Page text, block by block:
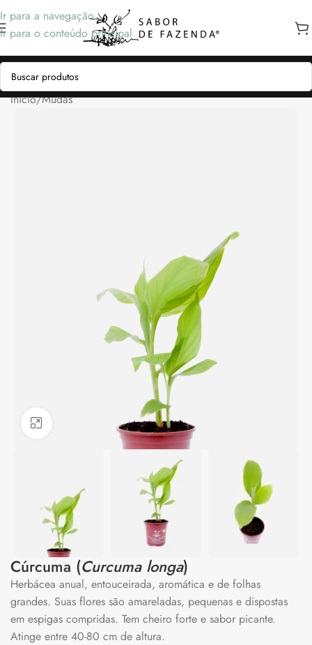
Ir para a navegação
Ir para o conteúdo principal
Início/Mudas
Clique para ampliar
Cúrcuma (Curcuma longa)
Herbácea anual, entouceirada, aromática e de folhas
grandes. Suas flores são amareladas, pequenas e dispostas
em espigas compridas. Tem cheiro forte e sabor picante.
Atinge entre 40-80 cm de altura.